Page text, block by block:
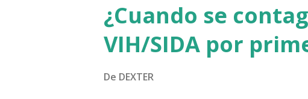
¿Cuando se
VIH/SIDA por
De DEXTER